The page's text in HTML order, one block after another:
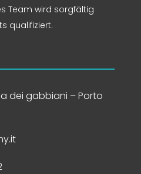
Team wird sorgfältig
qualifiziert.
dei gabbiani – Porto